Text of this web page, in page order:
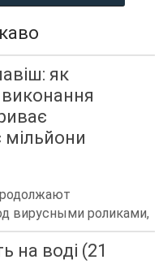
як
мільйони
вирусными роликами,
на воді (21